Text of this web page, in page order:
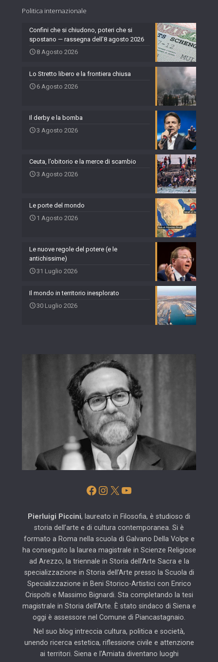
Politica internazionale
Confini che si chiudono, poteri che si
spostano — rassegna dell’8 agosto 2026
8 Agosto 2026
Lo Stretto libero e la frontiera chiusa
6 Agosto 2026
Il derby e la bomba
3 Agosto 2026
Ceuta, l’obitorio e la merce di scambio
3 Agosto 2026
Le porte del mondo
1 Agosto 2026
Le nuove regole del potere (e le
antichissime)
31 Luglio 2026
Il mondo in territorio inesplorato
30 Luglio 2026
Facebook
Instagram
X YouTube
Pierluigi Piccini, laureato in Filosofia, è studioso di
storia dell’arte e di cultura contemporanea. Si è
formato a Roma nella scuola di Galvano Della Volpe e
ha conseguito la laurea magistrale in Scienze Religiose
ad Arezzo, la triennale in Storia dell’Arte Sacra e la
specializzazione in Storia dell’Arte presso la Scuola di
Specializzazione in Beni Storico-Artistici con Enrico
Crispolti e Massimo Bignardi. Sta completando la tesi
magistrale in Storia dell’Arte. È stato sindaco di Siena e
oggi è assessore nel Comune di Piancastagnaio.
Nel suo blog intreccia cultura, politica e società,
unendo ricerca estetica, riflessione civile e attenzione
ai territori. Siena e l’Amiata diventano luoghi